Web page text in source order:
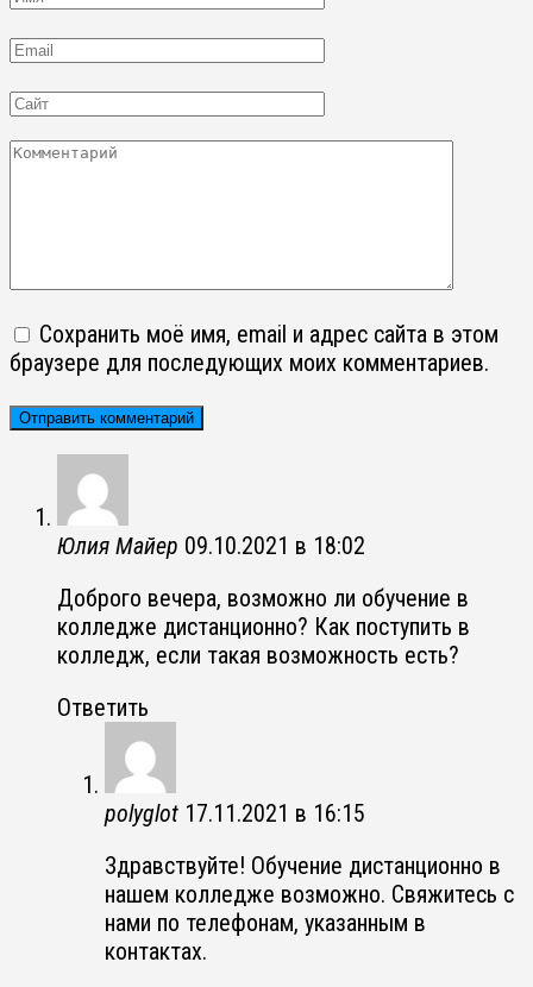
Email
Сайт
Комментарий
Сохранить моё имя, email и адрес сайта в этом
браузере для последующих моих комментариев.
Юлия Майер 09.10.2021 в 18:02
Доброго вечера, возможно ли обучение в
колледже дистанционно? Как поступить в
колледж, если такая возможность есть?
Ответить
polyglot 17.11.2021 в 16:15
Здравствуйте! Обучение дистанционно в
нашем колледже возможно. Свяжитесь с
нами по телефонам, указанным в
контактах.